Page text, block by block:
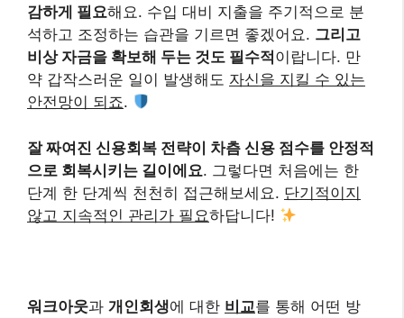
감하게 필요해요. 수입 대비 지출을 주기적으로 분
석하고 조정하는 습관을 기르면 좋겠어요. 그리고
비상 자금을 확보해 두는 것도 필수적 이랍니다. 만
약 갑작스러운 일이 발생해도 자신을 지킬 수 있는
안전망이 되죠.
잘 짜여진 신용회복 전략이 차츰 신용 점수를 안정적
으로 회복시키는 길이에요. 그렇다면 처음에는 한
단계 한 단계씩 천천히 접근해보세요. 단기적이지
않고 지속적인 관리가 필요하답니다!
워크아웃과 개인회생에 대한 비교를 통해 어떤 방